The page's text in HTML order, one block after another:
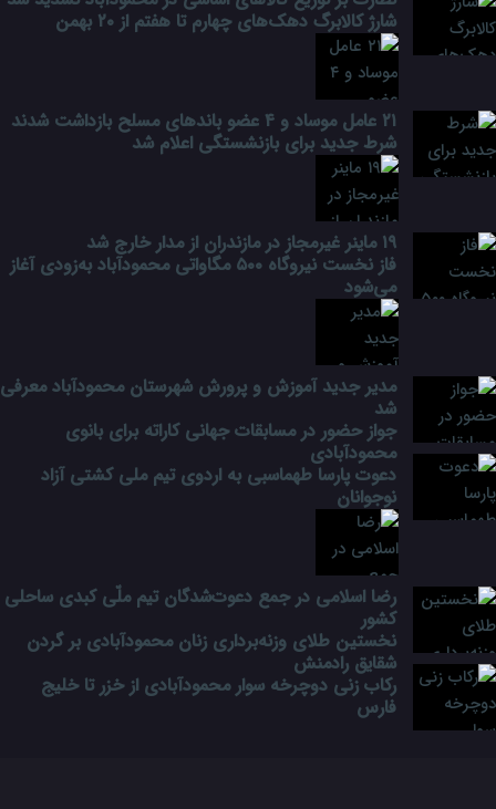
شارژ کالابرگ دهک‌های چهارم تا هفتم از ۲۰ بهمن
۲۱ عامل موساد و ۴ عضو باند‌های مسلح بازداشت شدند
شرط جدید برای بازنشستگی اعلام شد
۱۹ ماینر غیرمجاز در مازندران از مدار خارج شد
فاز نخست نیروگاه ۵۰۰ مگاواتی محمودآباد به‌زودی آغاز
می‌شود
مدیر جدید آموزش و پرورش شهرستان محمودآباد معرفی
شد
جواز حضور در مسابقات جهانی کاراته برای بانوی
محمودآبادی
دعوت پارسا طهماسبی به اردوی تیم ملی کشتی آزاد
نوجوانان
رضا اسلامی در جمع دعوت‌شدگان تیم ملّی کبدی ساحلی
کشور
نخستین طلای وزنه‌برداری زنان محمودآبادی بر گردن
شقایق رادمنش
رکاب زنی دوچرخه سوار محمودآبادی از خزر تا خلیج
فارس